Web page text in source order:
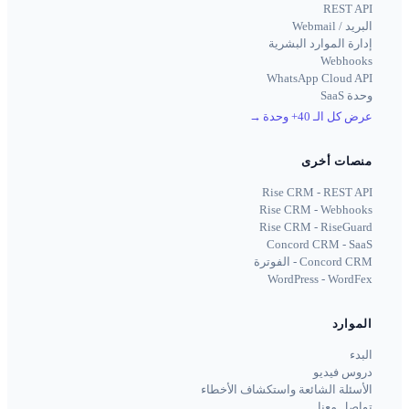
REST API
البريد / Webmail
إدارة الموارد البشرية
Webhooks
WhatsApp Cloud API
وحدة SaaS
عرض كل الـ 40+ وحدة
→
منصات أخرى
Rise CRM - REST API
Rise CRM - Webhooks
Rise CRM - RiseGuard
Concord CRM - SaaS
Concord CRM - الفوترة
WordPress - WordFex
الموارد
البدء
دروس فيديو
الأسئلة الشائعة واستكشاف الأخطاء